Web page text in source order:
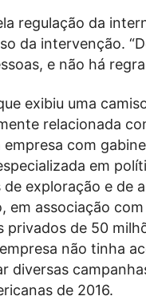
regulação da
da intervenção.
e não há
exibiu uma
relacionada
empresa com
em
exploração e de
em associação
privados de 50
não tinha
diversas
de 2016.